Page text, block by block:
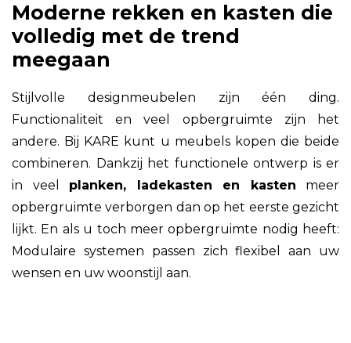
Moderne rekken en kasten die
volledig met de trend
meegaan
Stijlvolle designmeubelen zijn één ding.
Functionaliteit en veel opbergruimte zijn het
andere. Bij KARE kunt u meubels kopen die beide
combineren. Dankzij het functionele ontwerp is er
in veel planken, ladekasten en kasten meer
opbergruimte verborgen dan op het eerste gezicht
lijkt. En als u toch meer opbergruimte nodig heeft:
Modulaire systemen passen zich flexibel aan uw
wensen en uw woonstijl aan.